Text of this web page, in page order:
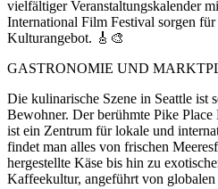
vielfältiger Veranstaltungskalender
International Film Festival sorgen
Kulturangebot. 🎸🎨
GASTRONOMIE UND
Die kulinarische Szene in Seattle ist
Bewohner. Der berühmte Pike Place
ist ein Zentrum für lokale und
findet man alles von frischen
hergestellte Käse bis hin zu
Kaffeekultur, angeführt von